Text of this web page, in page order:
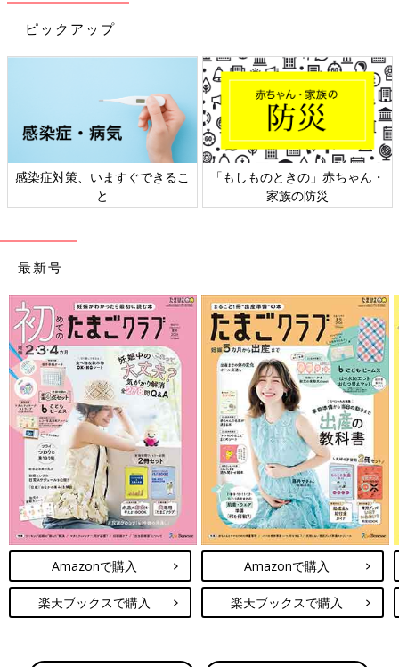
なんで片側だけこんなにミシミシ痛いんだ…と思ったら、片頬に
息子の重みを一身に受けた結果でした。
子どもって寝ながら母親に乗ってきますよね。
私は元々腰痛持ちですが、起きたら変なところに乗っかられてい
とも…。
その日の私は首でしたが、きっと世の中の親御さんも同時にいろ
んなところを痛めてるんだろうなと思うと心強かったです！
（？）
みなさんも『ぴと痛』…もとい筋肉痛にはご注意を！
それでは、お読みいただきありがとうございました！
よろしければまた次回お会いしましょう〜！
もなか
Instagram @hopechimo
前の話
「ごめん…」半分こ
ができる2歳児と、で
次の話
2歳の寝言｢ありがと
う｣!?と思いきや…な〜
ピックアップ
感染症対策、いますぐできるこ
と
「もしものときの」赤ちゃん・
家族の防災
最新号
Amazonで購入
楽天ブックスで購入
Amazonで購入
楽天ブックスで購入